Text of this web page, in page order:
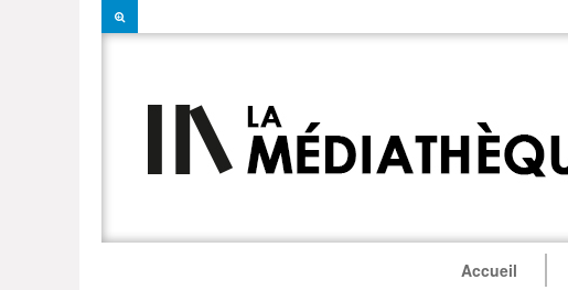
Accueil